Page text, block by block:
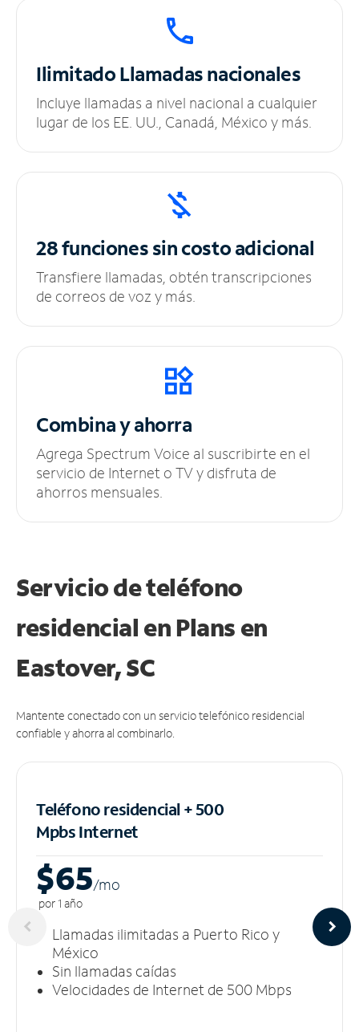
IlimitadoLlamadas nacionales
Incluye llamadas a nivel nacional a cualquier
lugar de los EE. UU., Canadá, México y más.
28 funciones sincosto adicional
Transfiere llamadas, obtén transcripciones
de correos de voz y más.
Combina y ahorra
Agrega Spectrum Voice al suscribirte en el
servicio de Internet o TV y disfruta de
ahorros mensuales.
Servicio de teléfono
residencial en Plans en
Eastover, SC
Mantente conectado con un servicio telefónico residencial
confiable y ahorra al combinarlo.
Teléfono residencial + 500
MpbsInternet
$65/mo
por 1 año
Llamadas ilimitadas a Puerto Rico y
México
Sin llamadas caídas
Velocidades de Internet de 500 Mbps